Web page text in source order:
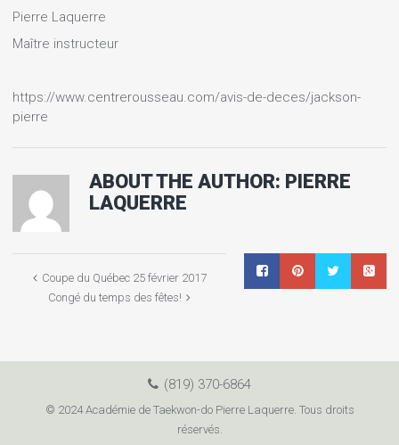
Pierre Laquerre
Maître instructeur
https://www.centrerousseau.com/avis-de-deces/jackson-
pierre
ABOUT THE AUTHOR: PIERRE
LAQUERRE
Coupe du Québec 25 février 2017
Congé du temps des fêtes!
(819) 370-6864
© 2024 Académie de Taekwon-do Pierre Laquerre. Tous droits
réservés.